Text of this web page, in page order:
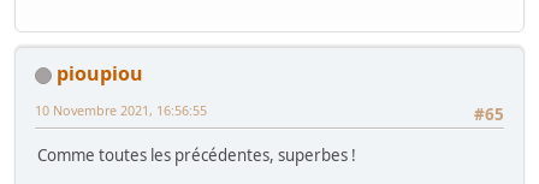
pioupiou
#65
10 Novembre 2021, 16:56:55
Comme toutes les précédentes, superbes !